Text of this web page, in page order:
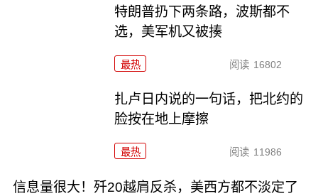
特朗普扔下两条路，波斯都不
选，美军机又被揍
最热 阅读 16802
扎卢日内说的一句话，把北约的
脸按在地上摩擦
最热 阅读 11986
信息量很大！歼20越肩反杀，美西方都不淡定了